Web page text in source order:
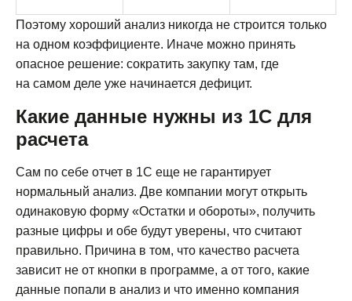
Поэтому хороший анализ никогда не строится только
на одном коэффициенте. Иначе можно принять
опасное решение: сократить закупку там, где
на самом деле уже начинается дефицит.
Какие данные нужны из 1С для
расчета
Сам по себе отчет в 1С еще не гарантирует
нормальный анализ. Две компании могут открыть
одинаковую форму «Остатки и обороты», получить
разные цифры и обе будут уверены, что считают
правильно. Причина в том, что качество расчета
зависит не от кнопки в программе, а от того, какие
данные попали в анализ и что именно компания